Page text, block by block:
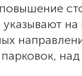
на
парковок,